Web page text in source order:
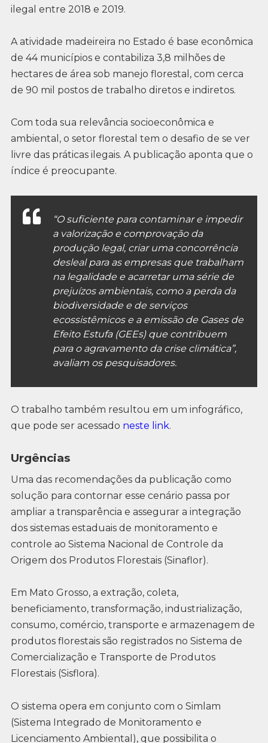
ilegal entre 2018 e 2019.
A atividade madeireira no Estado é base econômica
de 44 municípios e contabiliza 3,8 milhões de
hectares de área sob manejo florestal, com cerca
de 90 mil postos de trabalho diretos e indiretos.
Com toda sua relevância socioeconômica e
ambiental, o setor florestal tem o desafio de se ver
livre das práticas ilegais. A publicação aponta que o
índice é preocupante.
“O suficiente para contaminar e impedir
a valorização e comprovação da
produção legal, criar uma concorrência
desleal para as empresas que trabalham
na legalidade e acarretar uma série de
prejuízos ambientais, como a perda da
biodiversidade e de serviços
ecossistêmicos e a emissão de Gases de
Efeito Estufa (GEEs) que contribuem
para o agravamento da crise climática”,
avaliam os pesquisadores.
O trabalho também resultou em um infográfico,
que pode ser acessado neste link.
Urgências
Uma das recomendações da publicação como
solução para contornar esse cenário passa por
ampliar a transparência e assegurar a integração
dos sistemas estaduais de monitoramento e
controle ao Sistema Nacional de Controle da
Origem dos Produtos Florestais (Sinaflor).
Em Mato Grosso, a extração, coleta,
beneficiamento, transformação, industrialização,
consumo, comércio, transporte e armazenagem de
produtos florestais são registrados no Sistema de
Comercialização e Transporte de Produtos
Florestais (Sisflora).
O sistema opera em conjunto com o Simlam
(Sistema Integrado de Monitoramento e
Licenciamento Ambiental), que possibilita o